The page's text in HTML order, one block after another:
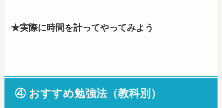
★実際に時間を計ってやってみよう
④ おすすめ勉強法（教科別）